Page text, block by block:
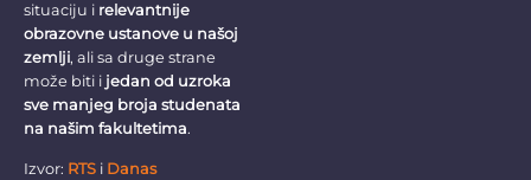
situaciju i relevantnije
obrazovne ustanove u našoj
zemlji, ali sa druge strane
može biti i jedan od uzroka
sve manjeg broja studenata
na našim fakultetima.
Izvor: RTS i Danas